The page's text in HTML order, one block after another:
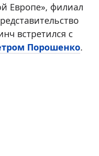
Европе», филиал
встретился с
Порошенко.